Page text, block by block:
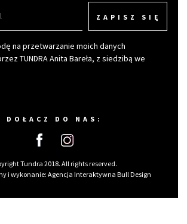
ZAPISZ SIĘ
na przetwarzanie moich danych
TUNDRA Anita Bareła, z siedzibą we
DOŁACZ DO NAS:
Tundra 2018. All rights reserved.
i wykonanie: Agencja Interaktywna Bull Design